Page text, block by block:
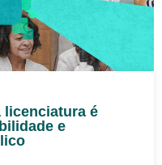
licenciatura é
e